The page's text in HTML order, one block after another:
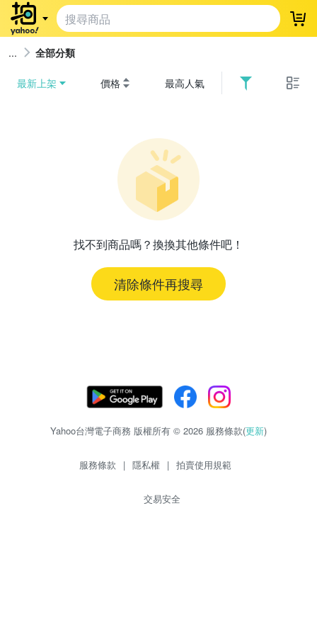
登
全部分類
最新上架 價格 最高人氣
找不到商品嗎？換換其他條件吧！
清除條件再搜尋
Yahoo台灣電子商務 版權所有 © 2026 服務條款(更新)
服務條款 | 隱私權 | 拍賣使用規範
交易安全